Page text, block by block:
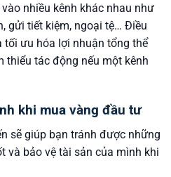
nhiều kênh khác nhau như
gửi tiết kiệm, ngoại tệ… Điều
tối ưu hóa lợi nhuận tổng thể
thiểu tác động nếu một kênh
khi mua vàng đầu tư
sẽ giúp bạn tránh được những
và bảo vệ tài sản của mình khi